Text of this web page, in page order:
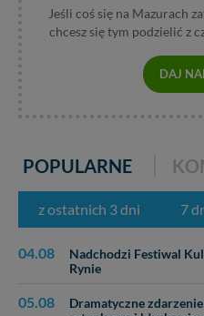
Jeśli coś się na Mazurach
chcesz się tym podzielić z
DAJ
POPULARNE
z ostatnich 3 dni 7
04.08
Nadchodzi Festiwal
Rynie
05.08
Dramatyczne